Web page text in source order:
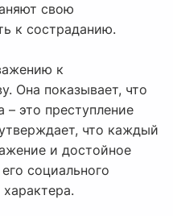
свою
к состраданию.
к
Она показывает, что
– это преступление
что каждый
и достойное
социального